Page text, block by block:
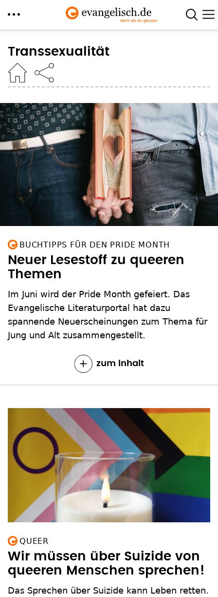
zum
Inhalt
Transsexualität
BUCHTIPPS FÜR DEN PRIDE MONTH
Neuer Lesestoff zu queeren
Themen
Im Juni wird der Pride Month gefeiert. Das
Evangelische Literaturportal hat dazu
spannende Neuerscheinungen zum Thema für
Jung und Alt zusammengestellt.
zum Inhalt
QUEER
Wir müssen über Suizide von
queeren Menschen sprechen!
Das Sprechen über Suizide kann Leben retten.